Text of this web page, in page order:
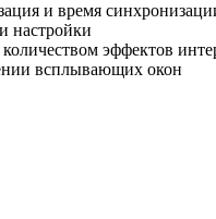
и время
настройки
эффектов
всплывающих окон